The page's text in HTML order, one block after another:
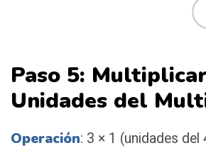
Paso 5:
Unidades del
Operación: 3 × 1 (unidades del